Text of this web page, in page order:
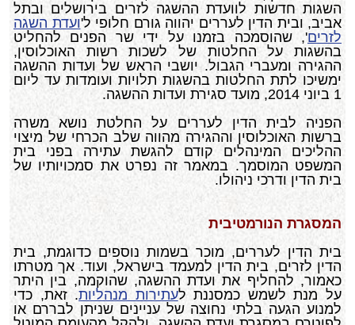
השגות חדשות לוועדת ההשגה לזרים בירושלים ובתל
אביב, ובית הדין לעררים יהווה גורם חלופי ל'ועדת השגה
לזרים', שהוסמכה בזמנו על ידי שר הפנים להחליט
בהשגות על החלטות של לשכות רשות האוכלוסין,
ההגירה ומעברי הגבול. יושבי הראש של ועדות ההשגה
ימשיכו לתת החלטות בהשגות תלויות ועומדות עד ליום
1 ביוני 2014, מועד סגירת ועדות ההשגה.
הפניה לבית הדין לעררים על החלטת נושא משרה
ברשות האוכלוסין וההגירה מהווה שלב הכרחי של מיצוי
ההליכים המינהלים קודם להגשת עתירה בפני בית
המשפט המוסמך. במאמר זה נפרט את סמכויותיו של
בית הדין ודרכי ניהולו.
המסגרת הנורמטיבית
בית הדין לעררים, מוכר בשמות נוספים כדוגמת, בית
הדין לזרים, בית הדין למעמד בישראל, ועוד. אך מטרתו
כאמור, להחליף את ועדת ההשגה, שהוקמה, בין היתר
על מנת לשמש כמסננת לעתירות מנהליות. זאת, כדי
למנוע הגעה בלתי נחוצה של עניינים שניתן לבררם או